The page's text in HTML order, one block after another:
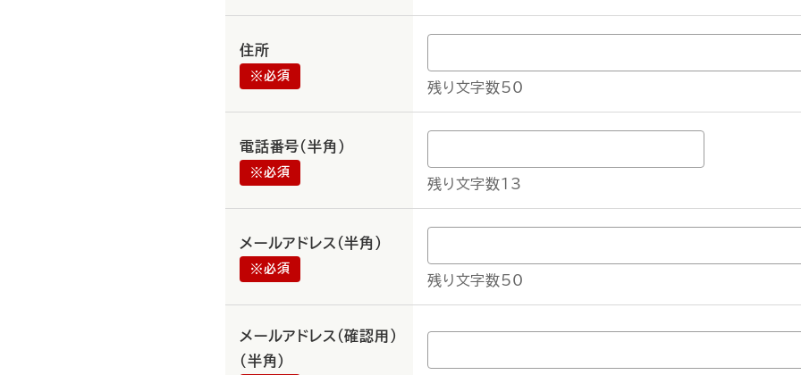
住所
※必須
残り文字数50
電話番号（半角）
※必須
残り文字数13
メールアドレス（半角）
※必須
残り文字数50
メールアドレス（確認用）
（半角）